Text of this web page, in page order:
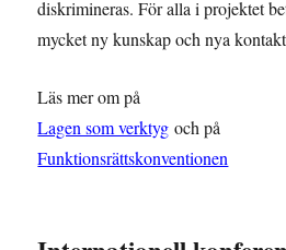
diskrimineras. För alla i projektet
mycketnykunskap och nya
Läs mer om på
Lagen som verktyg och på
Funktionsrättskonventionen